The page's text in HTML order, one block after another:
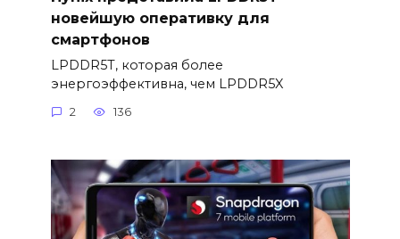
новейшую оперативку для
смартфонов
LPDDR5T, которая более
энергоэффективна, чем LPDDR5X
2 136